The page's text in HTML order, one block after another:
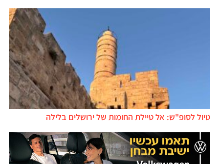
טיול לסופ"ש: אל טיילת החומות של ירושלים בלילה